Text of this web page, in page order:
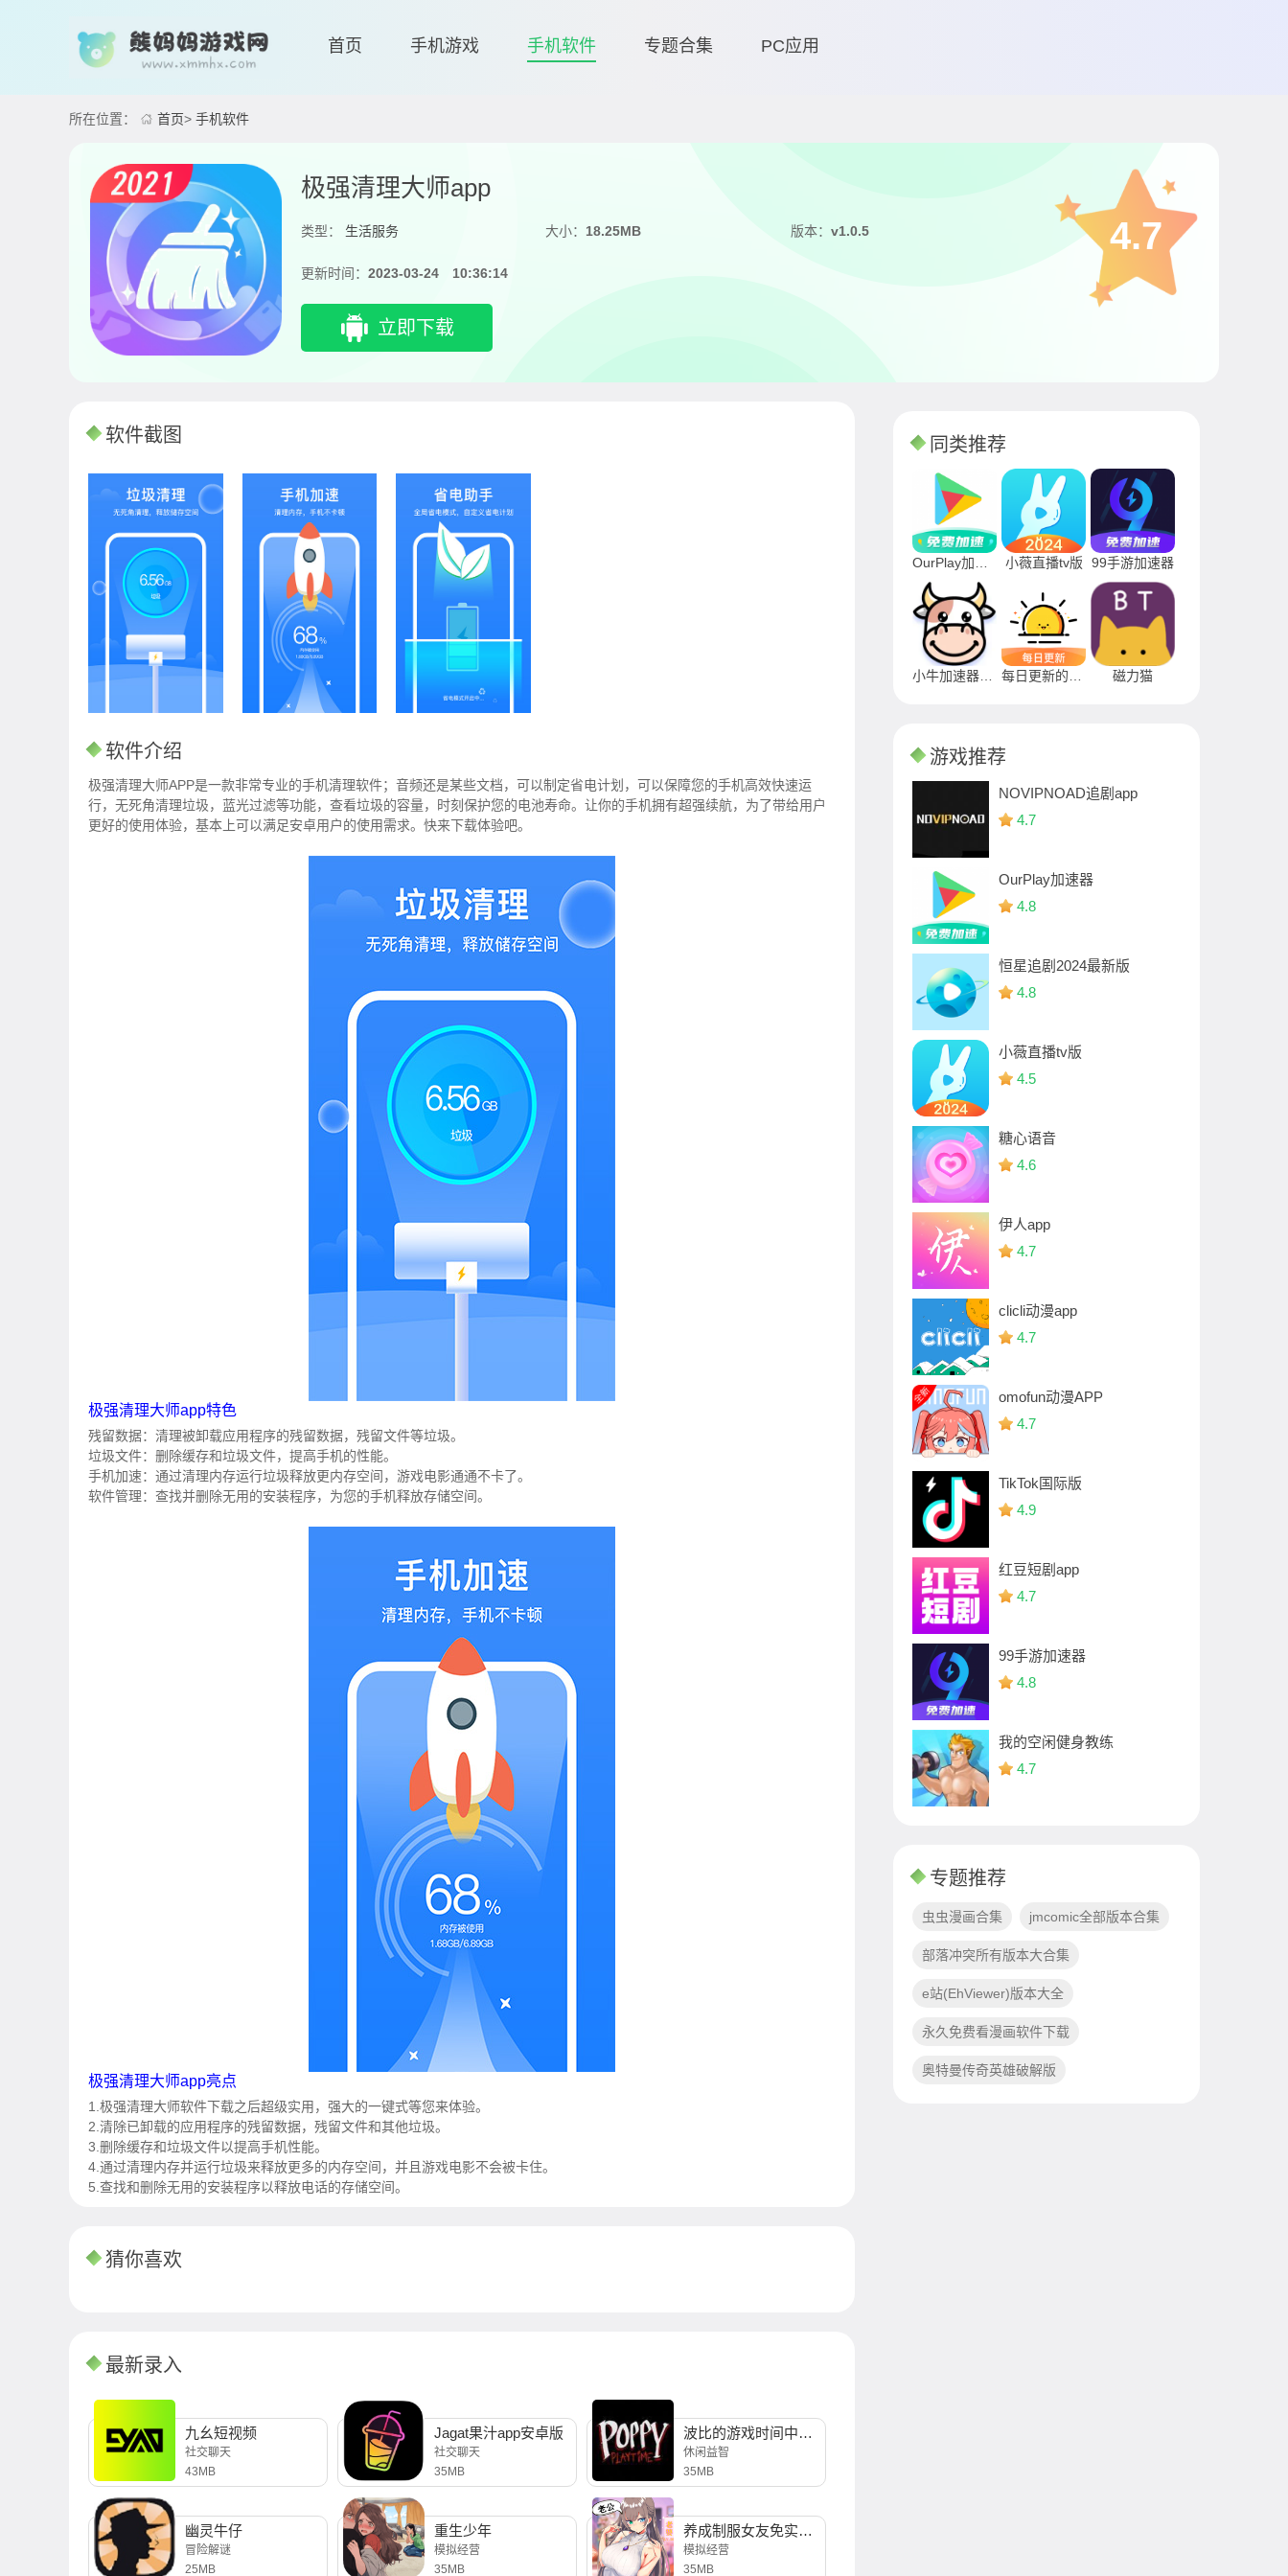
首页 手机游戏 手机软件 专题合集 PC应用
所在位置： 首页> 手机软件
极强清理大师app
类型： 生活服务 大小： 18.25MB 版本： v1.0.5
更新时间： 2023-03-24 10:36:14
立即下载
4.7
软件截图
软件介绍
极强清理大师APP是一款非常专业的手机清理软件；音频还是某些文档，可以制定省电计划，可以保障您的手机高效快速运
行，无死角清理垃圾，蓝光过滤等功能，查看垃圾的容量，时刻保护您的电池寿命。让你的手机拥有超强续航，为了带给用户
更好的使用体验，基本上可以满足安卓用户的使用需求。快来下载体验吧。
极强清理大师app特色
残留数据：清理被卸载应用程序的残留数据，残留文件等垃圾。
垃圾文件：删除缓存和垃圾文件，提高手机的性能。
手机加速：通过清理内存运行垃圾释放更内存空间，游戏电影通通不卡了。
软件管理：查找并删除无用的安装程序，为您的手机释放存储空间。
极强清理大师app亮点
1.极强清理大师软件下载之后超级实用，强大的一键式等您来体验。
2.清除已卸载的应用程序的残留数据，残留文件和其他垃圾。
3.删除缓存和垃圾文件以提高手机性能。
4.通过清理内存并运行垃圾来释放更多的内存空间，并且游戏电影不会被卡住。
5.查找和删除无用的安装程序以释放电话的存储空间。
猜你喜欢
最新录入
九幺短视频
社交聊天
43MB
Jagat果汁app安卓版
社交聊天
35MB
波比的游戏时间中文版
休闲益智
35MB
幽灵牛仔
冒险解谜
25MB
重生少年
模拟经营
35MB
养成制服女友免实名制安装
模拟经营
35MB
同类推荐
小薇直播tv版 99手游加速器
磁力猫
游戏推荐
NOVIPNOAD追剧app
4.7
OurPlay加速器
4.8
恒星追剧2024最新版
4.8
小薇直播tv版
4.5
糖心语音
4.6
伊人app
4.7
clicli动漫app
4.7
omofun动漫APP
4.7
TikTok国际版
4.9
红豆短剧app
4.7
99手游加速器
4.8
我的空闲健身教练
4.7
专题推荐
虫虫漫画合集 jmcomic全部版本合集
部落冲突所有版本大合集
e站(EhViewer)版本大全
永久免费看漫画软件下载
奥特曼传奇英雄破解版